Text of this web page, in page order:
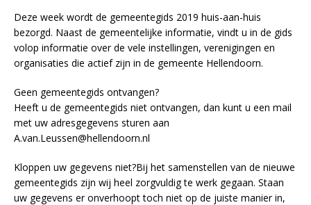
Deze week wordt de gemeentegids 2019 huis-aan-huis
bezorgd. Naast de gemeentelijke informatie, vindt u in de gids
volop informatie over de vele instellingen, verenigingen en
organisaties die actief zijn in de gemeente Hellendoorn.
Geen gemeentegids ontvangen?
Heeft u de gemeentegids niet ontvangen, dan kunt u een mail
met uw adresgegevens sturen aan
A.van.Leussen@hellendoorn.nl
Kloppen uw gegevens niet?Bij het samenstellen van de nieuwe
gemeentegids zijn wij heel zorgvuldig te werk gegaan. Staan
uw gegevens er onverhoopt toch niet op de juiste manier in,